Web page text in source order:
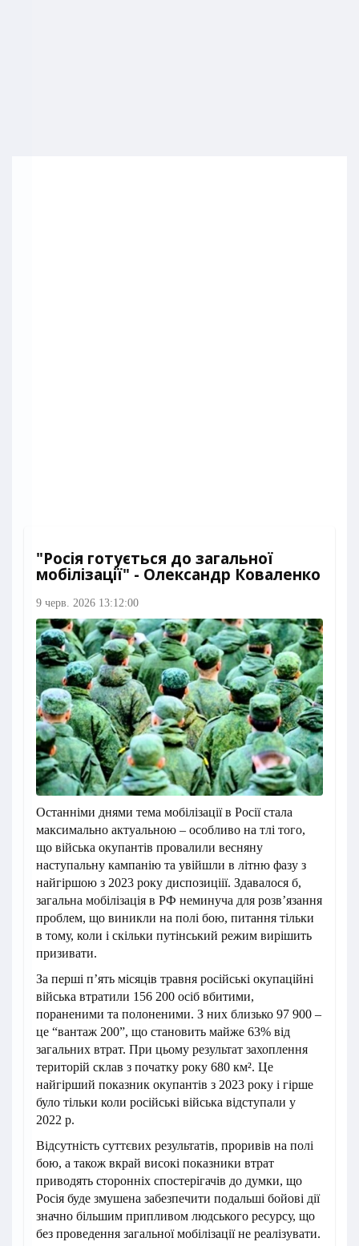
"Росія готується до загальної
мобілізації" - Олександр Коваленко
9 черв. 2026 13:12:00
Останніми днями тема мобілізації в Росії стала
максимально актуальною – особливо на тлі того,
що війська окупантів провалили весняну
наступальну кампанію та увійшли в літню фазу з
найгіршою з 2023 року диспозиціії. Здавалося б,
загальна мобілізація в РФ неминуча для розв’язання
проблем, що виникли на полі бою, питання тільки
в тому, коли і скільки путінський режим вирішить
призивати.
За перші п’ять місяців травня російські окупаційні
війська втратили 156 200 осіб вбитими,
пораненими та полоненими. З них близько 97 900 –
це “вантаж 200”, що становить майже 63% від
загальних втрат. При цьому результат захоплення
територій склав з початку року 680 км². Це
найгірший показник окупантів з 2023 року і гірше
було тільки коли російські війська відступали у
2022 р.
Відсутність суттєвих результатів, проривів на полі
бою, а також вкрай високі показники втрат
приводять сторонніх спостерігачів до думки, що
Росія буде змушена забезпечити подальші бойові дії
значно більшим припливом людського ресурсу, що
без проведення загальної мобілізації не реалізувати.